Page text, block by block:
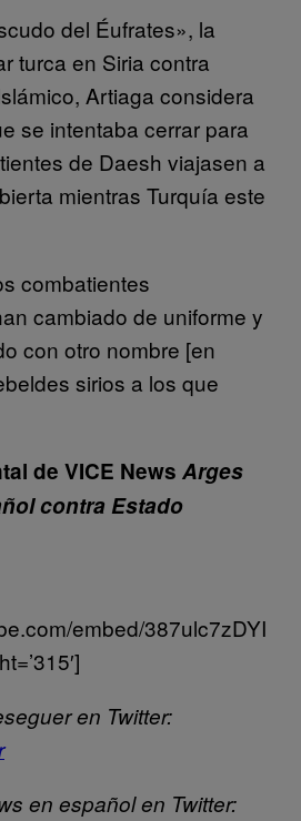
del Éufrates», la
turca en Siria contra
Artiaga considera
se intentaba cerrar para
de Daesh viajasen a
mientras Turquía este
combatientes
cambiado de uniforme y
con otro nombre [en
sirios a los que
de VICE News Arges
contra Estado
embed/387ulc7zDYI
en Twitter:
en español en Twitter: